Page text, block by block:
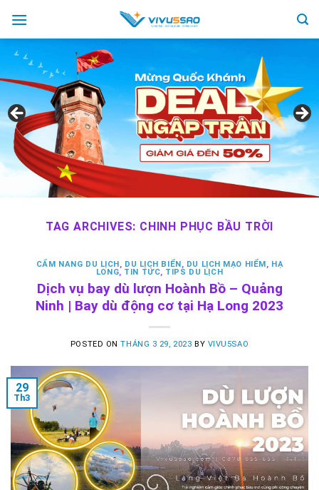
content
TAG ARCHIVES: CHINH PHỤC BẦU TRỜI
CẨM NANG DU LỊCH, DU LỊCH BIỂN, DU LỊCH MẠO HIỂM, HẠ
LONG, TIN TỨC, TIPS DU LỊCH
Dịch vụ bay dù lượn Hoành Bồ – Quảng
Ninh | Bay dù động cơ tại Hạ Long 2023
POSTED ONTHÁNG 3 29, 2023 BY VIVU5SAO
29
Th3